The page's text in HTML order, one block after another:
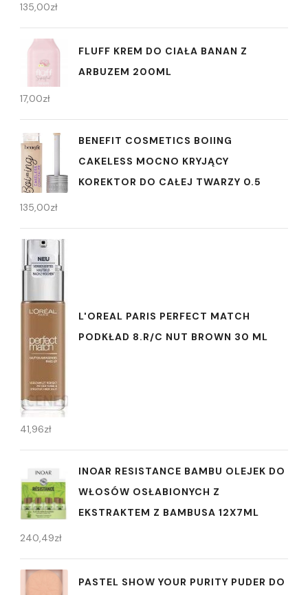
135,00zł
FLUFF KREM DO CIAŁA BANAN Z
ARBUZEM 200ML
17,00zł
BENEFIT COSMETICS BOIING
CAKELESS MOCNO KRYJĄCY
KOREKTOR DO CAŁEJ TWARZY 0.5
135,00zł
L'OREAL PARIS PERFECT MATCH
PODKŁAD 8.R/C NUT BROWN 30 ML
41,96zł
INOAR RESISTANCE BAMBU OLEJEK DO
WŁOSÓW OSŁABIONYCH Z
EKSTRAKTEM Z BAMBUSA 12X7ML
240,49zł
PASTEL SHOW YOUR PURITY PUDER DO